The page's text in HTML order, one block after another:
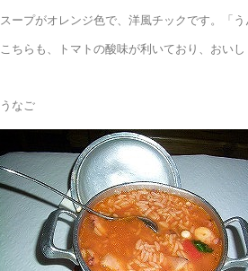
スープがオレンジ色で、洋風チックです。「
こちらも、トマトの酸味が利いており、おいし
うなご